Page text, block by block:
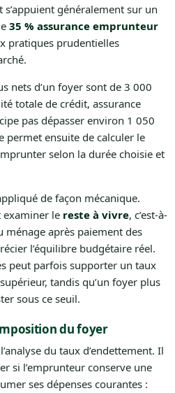
généralement sur un
35 % assurance emprunteur
pratiques prudentielles
nets d’un foyer sont de 3 000
totale de crédit, assurance
pas dépasser environ 1 050
permet ensuite de calculer le
selon la durée choisie et
de façon mécanique.
examiner le reste à vivre, c’est-à-
ménage après paiement des
l’équilibre budgétaire réel.
peut parfois supporter un taux
tandis qu’un foyer plus
sous ce seuil.
du foyer
du taux d’endettement. Il
si l’emprunteur conserve une
ses dépenses courantes :